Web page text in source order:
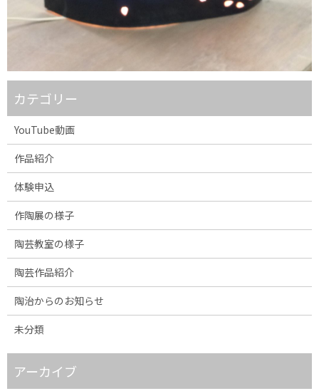
カテゴリー
YouTube動画
作品紹介
体験申込
作陶展の様子
陶芸教室の様子
陶芸作品紹介
陶治からのお知らせ
未分類
アーカイブ